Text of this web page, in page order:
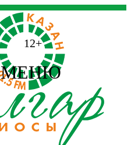
12+
МЕНЮ